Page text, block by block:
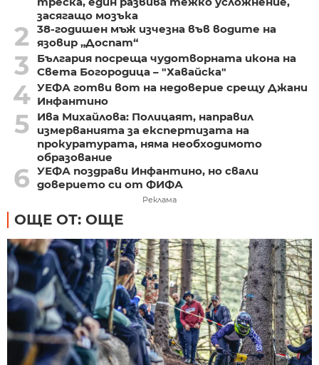
засягащо мозъка
2
38-годишен мъж изчезна във водите на
язовир „Доспат“
3
България посреща чудотворната икона на
Света Богородица – "Хавайска"
4 УЕФА готви вот на недоверие срещу Джани
Инфантино
5
Ива Михайлова: Полицаят, направил
измерванията за експертизата на
прокуратурата, няма необходимото
образование
6 УЕФА поздрави Инфантино, но свали
доверието си от ФИФА
Реклама
ОЩЕ ОТ: ОЩЕ